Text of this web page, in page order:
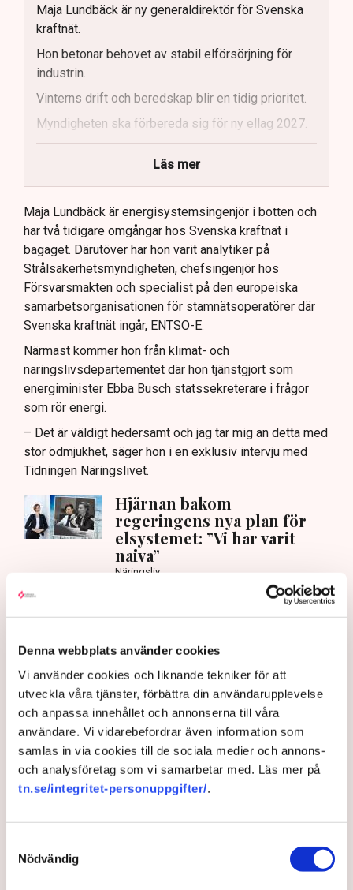
Denna webbplats använder cookies
Vi använder cookies och liknande tekniker för att
utveckla våra tjänster, förbättra din användarupplevelse
och anpassa innehållet och annonserna till våra
användare. Vi vidarebefordrar även information som
samlas in via cookies till de sociala medier och annons-
och analysföretag som vi samarbetar med. Läs mer på
tn.se/integritet-personuppgifter/.
Nödvändig
Maja Lundbäck är ny generaldirektör för Svenska
kraftnät.
Hon betonar behovet av stabil elförsörjning för
industrin.
Vinterns drift och beredskap blir en tidig prioritet.
Myndigheten ska förbereda sig för ny ellag 2027.
Läs mer
Maja Lundbäck är energisystemsingenjör i botten och
har två tidigare omgångar hos Svenska kraftnät i
bagaget. Därutöver har hon varit analytiker på
Strålsäkerhetsmyndigheten, chefsingenjör hos
Försvarsmakten och specialist på den europeiska
samarbetsorganisationen för stamnätsoperatörer där
Svenska kraftnät ingår, ENTSO-E.
Närmast kommer hon från klimat- och
näringslivsdepartementet där hon tjänstgjort som
energiminister Ebba Busch statssekreterare i frågor
som rör energi.
– Det är väldigt hedersamt och jag tar mig an detta med
stor ödmjukhet, säger hon i en exklusiv intervju med
Tidningen Näringslivet.
Hjärnan bakom
regeringens nya plan för
elsystemet: ”Vi har varit
naiva”
Näringsliv
– Det är väldigt viktigt att tydliggöra hur vi kan
expandera och möta industrins behov av el. Jag ser det
som en grundläggande förutsättning för vår
konkurrenskraft och då är det viktigt att säkerställa
leveranssäkerhet och att kunna visa företagen att
Sverige är ett land där vi har rådighet över vår
energiförsörjning och att vi kommer att stå stadiga
oavsett vad som händer i omvärlden.
överföringssystemet vilket innebär att de planerar,
leder och driftar det svenska elsystemet och ser till att
det fungerar dygnet runt, årets alla timmar. I elsystemet